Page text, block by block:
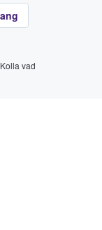
vad